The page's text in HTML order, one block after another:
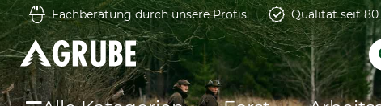
Fachberatung durch unsere Profis Qualität seit 80